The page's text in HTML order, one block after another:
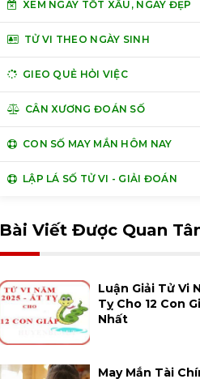
XEM NGÀY TỐT XẤU, NGÀY ĐẸP
TỬ VI THEO NGÀY SINH
GIEO QUẺ HỎI VIỆC
CÂN XƯƠNG ĐOÁN SỐ
CON SỐ MAY MẮN HÔM NAY
LẬP LÁ SỐ TỬ VI - GIẢI ĐOÁN
Bài Viết Được Quan
Luận Giải Tử Vi
Tỵ Cho 12 Con
Nhất
May Mắn Tài